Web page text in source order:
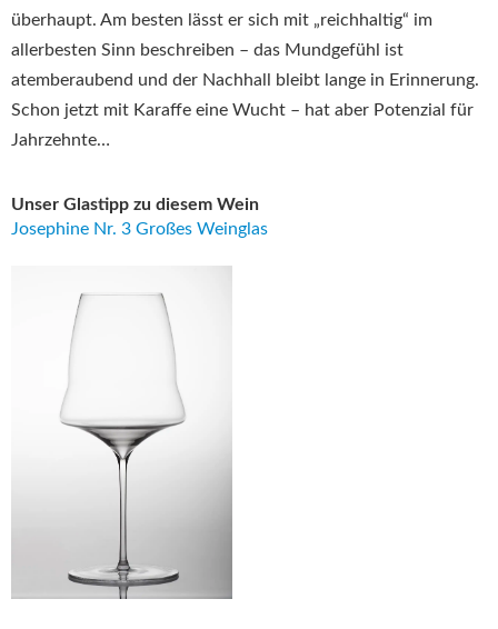
überhaupt. Am besten lässt er sich mit „reichhaltig“ im
allerbesten Sinn beschreiben – das Mundgefühl ist
atemberaubend und der Nachhall bleibt lange in Erinnerung.
Schon jetzt mit Karaffe eine Wucht – hat aber Potenzial für
Jahrzehnte…
Unser Glastipp zu diesem Wein
Josephine Nr. 3 Großes Weinglas